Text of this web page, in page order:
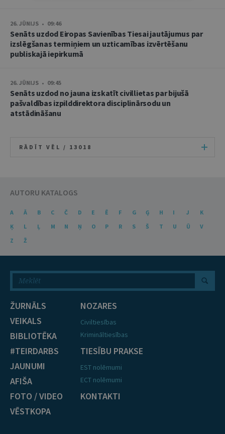
26. JŪNIJS • 09:46
Senāts uzdod Eiropas Savienības Tiesai jautājumus par
izslēgšanas termiņiem un uzticamības izvērtēšanu
publiskajā iepirkumā
26. JŪNIJS • 09:45
Senāts uzdod no jauna izskatīt civillietas par bijušā
pašvaldības izpilddirektora disciplinārsodu un
atstādināšanu
RĀDĪT VĒL / 13018
AUTORU KATALOGS
A Ā B C Č D E Ē F G Ģ H I J
K
Ķ
L Ļ M N Ņ O P R S Š T U Ū
V
Z
Ž
ŽURNĀLS
VEIKALS
BIBLIOTĒKA
#TEIRDARBS
JAUNUMI
AFIŠA
FOTO / VIDEO
VĒSTKOPA
NOZARES
Civiltiesības
Krimināltiesības
TIESĪBU PRAKSE
EST nolēmumi
ECT nolēmumi
KONTAKTI